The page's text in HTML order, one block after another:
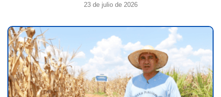
23 de julio de 2026